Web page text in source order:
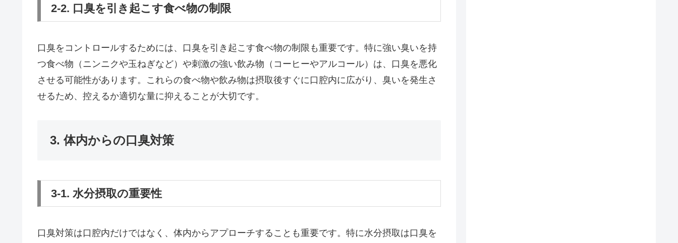
2-2. 口臭を引き起こす食べ物の制限
口臭をコントロールするためには、口臭を引き起こす食べ物の制限も重要です。特に強い臭いを持
つ食べ物（ニンニクや玉ねぎなど）や刺激の強い飲み物（コーヒーやアルコール）は、口臭を悪化
させる可能性があります。これらの食べ物や飲み物は摂取後すぐに口腔内に広がり、臭いを発生さ
せるため、控えるか適切な量に抑えることが大切です。
3. 体内からの口臭対策
3-1. 水分摂取の重要性
口臭対策は口腔内だけではなく、体内からアプローチすることも重要です。特に水分摂取は口臭を